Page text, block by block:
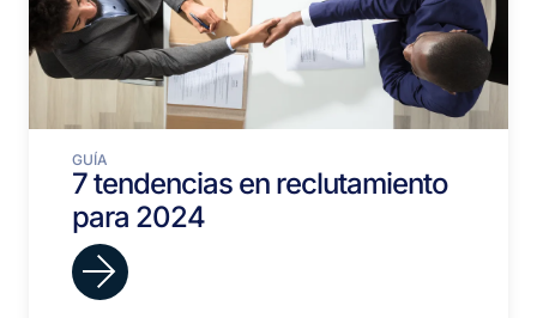
GUÍA
7 tendencias en reclutamiento
para 2024